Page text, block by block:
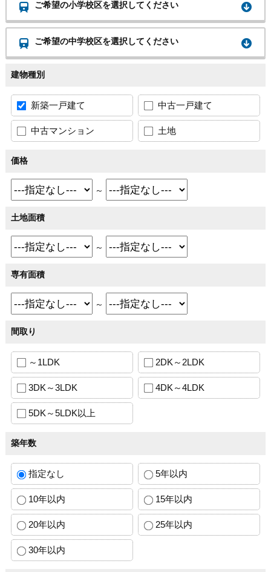
ご希望の小学校区を選択してください
ご希望の中学校区を選択してください
建物種別
新築一戸建て 中古一戸建て
中古マンション 土地
価格
～
土地面積
～
専有面積
～
間取り
～1LDK 2DK～2LDK
3DK～3LDK 4DK～4LDK
5DK～5LDK以上
築年数
指定なし 5年以内
10年以内 15年以内
20年以内 25年以内
30年以内